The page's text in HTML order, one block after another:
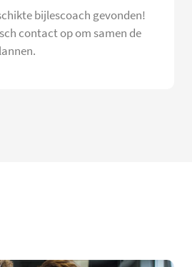
bijlescoach gevonden!
contact op om samen de